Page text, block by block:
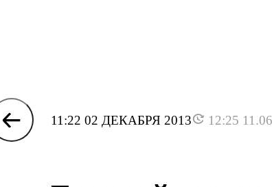
11:22 02 ДЕКАБРЯ 2013 12:25